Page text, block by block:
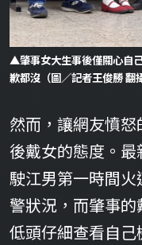
▲肇事女大生事後僅關心自
歉都沒（圖／記者王俊勝 翻
然而，讓網友憤
後戴女的態度。
駛江男第一時間
警狀況，而肇事
低頭仔細查看自